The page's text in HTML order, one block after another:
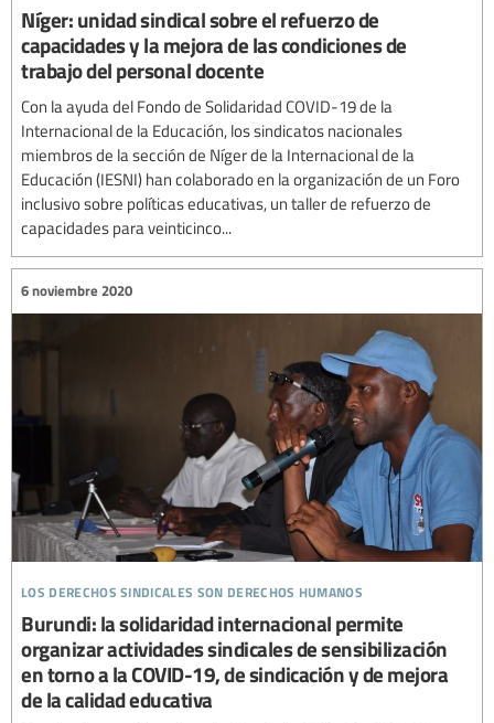
Níger: unidad sindical sobre el refuerzo de
capacidades y la mejora de las condiciones de
trabajo del personal docente
Con la ayuda del Fondo de Solidaridad COVID-19 de la
Internacional de la Educación, los sindicatos nacionales
miembros de la sección de Níger de la Internacional de la
Educación (IESNI) han colaborado en la organización de un Foro
inclusivo sobre políticas educativas, un taller de refuerzo de
capacidades para veinticinco...
los derechos sindicales son derechos humanos
6 noviembre 2020
Burundi: la solidaridad internacional permite
organizar actividades sindicales de sensibilización
en torno a la COVID-19, de sindicación y de mejora
de la calidad educativa